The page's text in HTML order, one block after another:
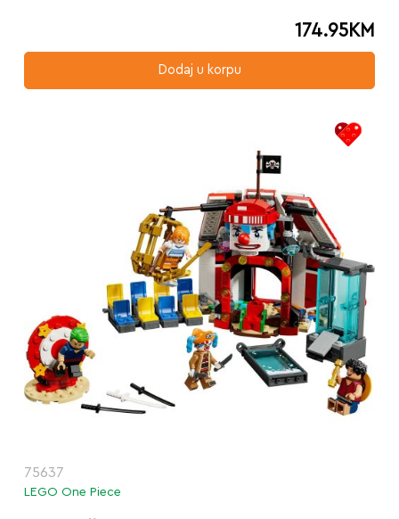
174.95KM
Dodaj u korpu
75637
LEGO One Piece